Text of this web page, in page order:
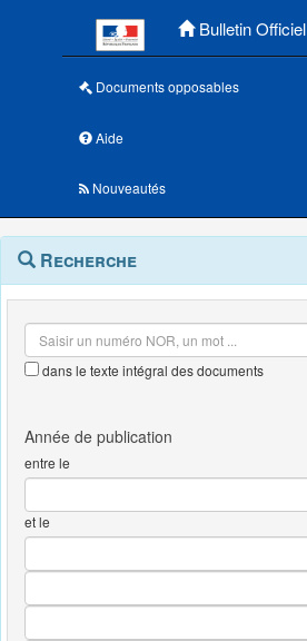
Bulletin Officiel
Documents opposables
Aide
Nouveautés
Navigation
outils
Menu
contextuel
Recherche
dans le texte intégral des documents
entre le
et le